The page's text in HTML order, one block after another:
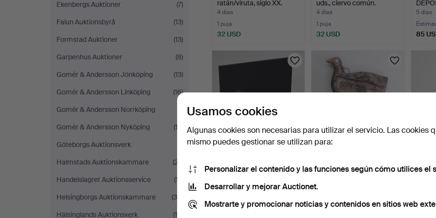
Ekenbergs Auktioner
(7)
Falun Auktionsbyrå
(13)
Formstad Auktioner
(13)
Garpenhus Auktioner
(8)
Gomér & Andersson Jönköping
(13)
Gomér & Andersson Linköping
(16)
Gomér & Andersson Norrköping
Gomér & Andersson Nyköping
(12)
Göteborgs Auktionsverk
Halmstads Auktionskammare
(27)
Handelslagret Auktionsservice
(17)
Helsingborgs Auktionskammare
(39)
Hälsinglands Auktionsverk
(14)
ratán/viruta, siglo XX.
4 días
1 puja
32 USD
uds., ciervo común.
4 días
1 puja
32 USD
5 días
85
5 días
1 puja
5 días
5 días
Usamos cookies
Algunas cookies son necesarias para utilizar el servicio. Las cookies
mismo puedes gestionar se utilizan para:
Personalizar el contenido y las funciones según cómo utilices el
Desarrollar y mejorar Auctionet.
Mostrarte y promocionar noticias y contenidos en sitios web